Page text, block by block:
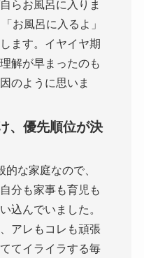
らお風呂に入りま
お風呂に入るよ」
ます。イヤイヤ期
解が早まったのも
のように思いま
、優先順位が決
な家庭なので、
分も家事も育児も
込んでいました。
アレもコレも頑張
てイライラする毎